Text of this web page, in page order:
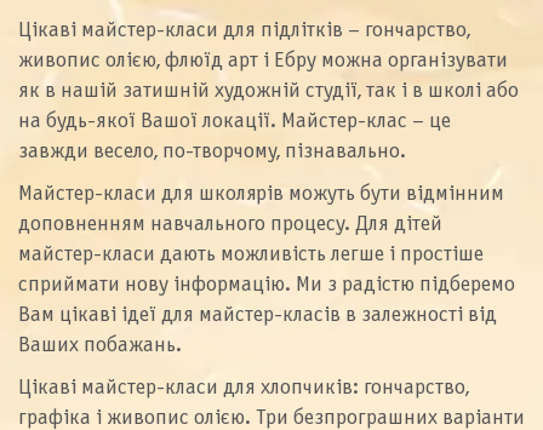
Цікаві майстер-класи для підлітків – гончарство,
живопис олією, флюїд арт і Ебру можна організувати
як в нашій затишній художній студії, так і в школі або
на будь-якої Вашої локації. Майстер-клас – це
завжди весело, по-творчому, пізнавально.
Майстер-класи для школярів можуть бути відмінним
доповненням навчального процесу. Для дітей
майстер-класи дають можливість легше і простіше
сприймати нову інформацію. Ми з радістю підберемо
Вам цікаві ідеї для майстер-класів в залежності від
Ваших побажань.
Цікаві майстер-класи для хлопчиків: гончарство,
графіка і живопис олією. Три безпрограшних варіанти